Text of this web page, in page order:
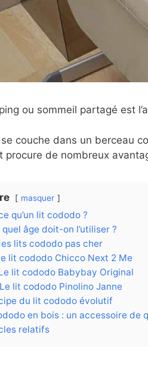
ou sommeil partagé est
couche dans un berceau
procure de nombreux
masquer
qu’un lit cododo ?
quel âge doit-on l’utiliser ?
lits cododo pas cher
lit cododo Chicco Next 2 Me
lit cododo Babybay Original
lit cododo Pinolino Janne
du lit cododo évolutif
en bois : un accessoire de
relatifs